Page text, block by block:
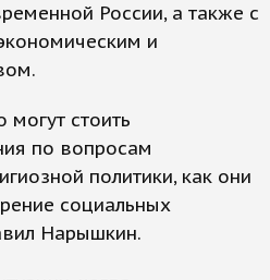
России, а также с
и
могут стоить
по вопросам
политики, как они
социальных
Нарышкин.